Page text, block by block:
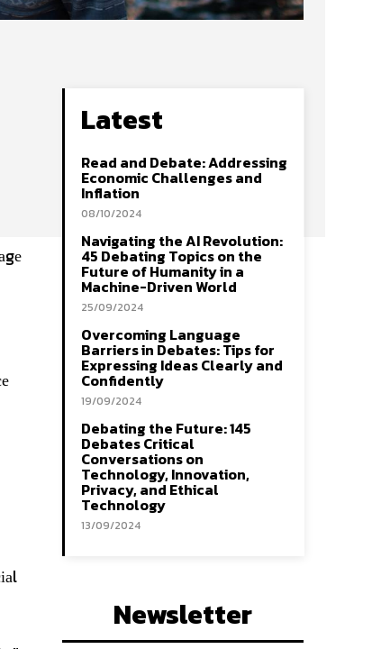
Latest
Read and Debate: Addressing
Economic Challenges and
Inflation
08/10/2024
Navigating the AI Revolution:
45 Debating Topics on the
Future of Humanity in a
Machine-Driven World
25/09/2024
Overcoming Language
Barriers in Debates: Tips for
Expressing Ideas Clearly and
Confidently
19/09/2024
Debating the Future: 145
Debates Critical
Conversations on
Technology, Innovation,
Privacy, and Ethical
Technology
13/09/2024
Newsletter